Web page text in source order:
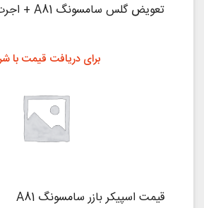
تعویض گلس سامسونگ A81 + اجرت تعویض
قیمت اسپیکر بازر سامسونگ A81
برای دریافت قیمت با